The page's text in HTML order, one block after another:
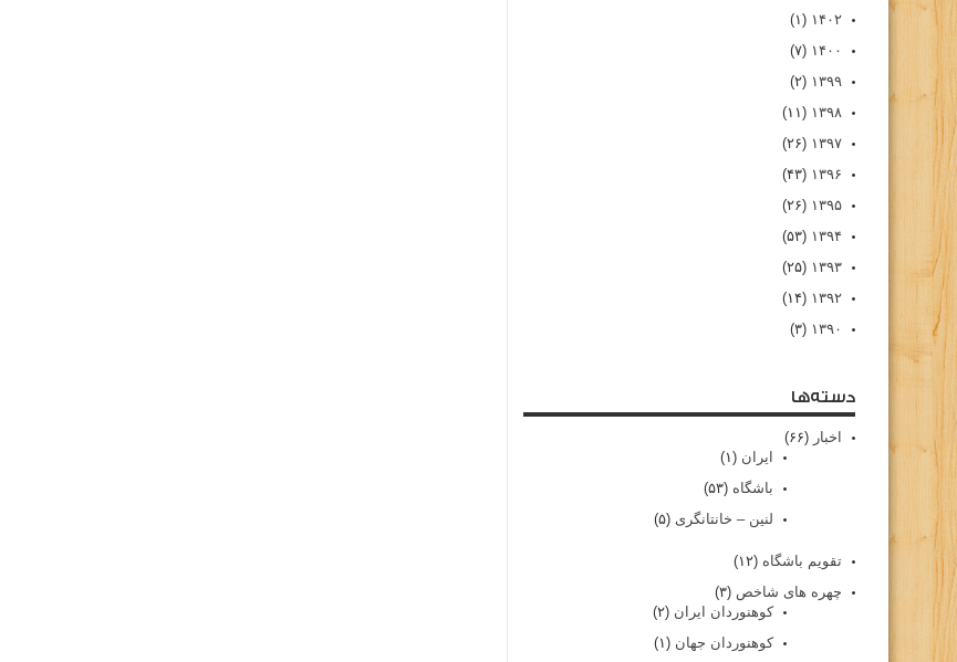
۱۴۰۲ (۱)
۱۴۰۰ (۷)
۱۳۹۹ (۲)
۱۳۹۸ (۱۱)
۱۳۹۷ (۲۶)
۱۳۹۶ (۴۳)
۱۳۹۵ (۲۶)
۱۳۹۴ (۵۳)
۱۳۹۳ (۲۵)
۱۳۹۲ (۱۴)
۱۳۹۰ (۳)
دسته‌ها
اخبار (۶۶)
ایران (۱)
باشگاه (۵۳)
لنین – خانتانگری (۵)
تقویم باشگاه (۱۲)
چهره های شاخص (۳)
کوهنوردان ایران (۲)
کوهنوردان جهان (۱)